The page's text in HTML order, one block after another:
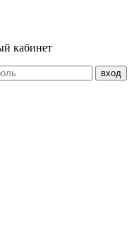
кабинет
вход